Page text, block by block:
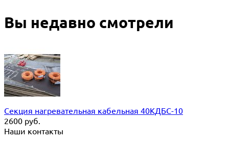
Вы недавно смотрели
Секция нагревательная кабельная 40КДБС-10
2600 руб.
Наши контакты